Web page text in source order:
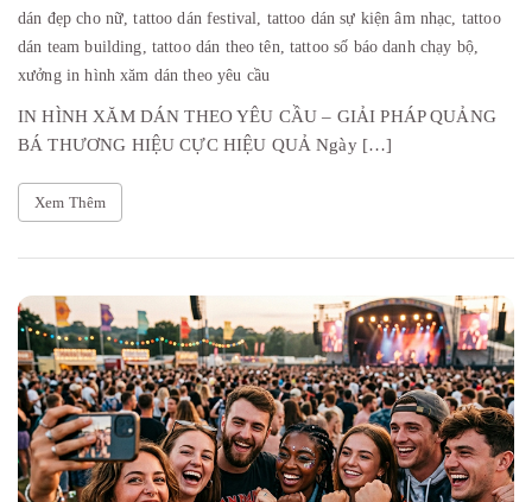
dán đẹp cho nữ,tattoo dán festival, tattoo dán sự kiện âm nhạc, tattoo
dán team building, tattoo dán theo tên,tattoo số báo danh chạy bộ,
xưởng in hình xăm dán theo yêu cầu
IN HÌNH XĂM DÁN THEO YÊU CẦU – GIẢI PHÁP QUẢNG
BÁ THƯƠNG HIỆU CỰC HIỆU QUẢ Ngày […]
Xem Thêm